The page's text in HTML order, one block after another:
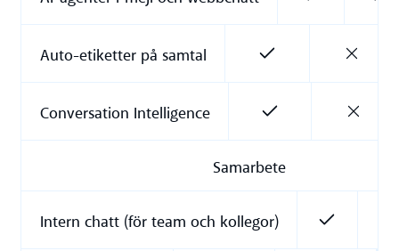
Auto-etiketter på samtal
Conversation Intelligence
Samarbete
Intern chatt (för team och kollegor)